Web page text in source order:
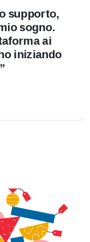
supporto,
sogno.
ai
iniziando